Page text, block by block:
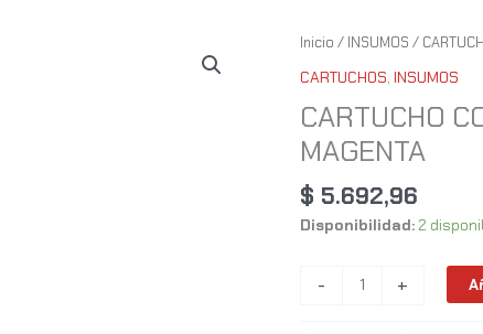
Inicio / INSUMOS /
CARTUCHOS, INSUMOS
CARTUCHO
MAGENTA
$ 5.692,96
Disponibilidad: 2
-
CARTUCHO
BOTELLA
T664
MAGENTA
cantidad
+